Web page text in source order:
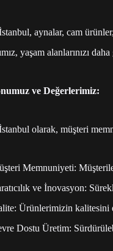
aynalar, cam
yaşam alanlarınızı
ve Değerlerimiz:
olarak, müşteri
Memnuniyeti:
ve İnovasyon:
Ürünlerimizin kalitesini
Dostu Üretim: